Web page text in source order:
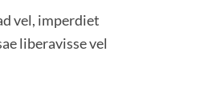
vel, imperdiet
liberavisse vel